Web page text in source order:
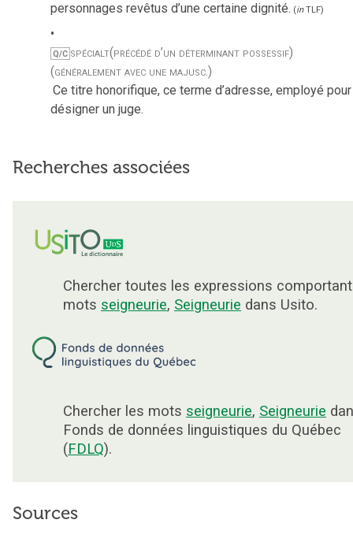
personnages revêtus d’une certaine dignité. (inTLF)
Q/C spécialt(précédé d’un déterminant possessif)
(généralement avec une majusc.)
Ce titre honorifique, ce terme d’adresse, employé pour
désigner un juge.
Recherches associées
Chercher toutes les expressions
mots seigneurie, Seigneurie dans Usito.
Chercher les mots seigneurie, Seigneurie
Fonds de données linguistiques du Québec
(FDLQ).
Sources